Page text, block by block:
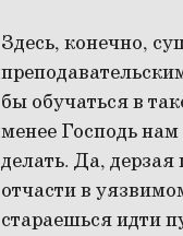
Здесь, конечно,
бы обучаться в
менее Господь
делать. Да,
отчасти в
стараешься идти